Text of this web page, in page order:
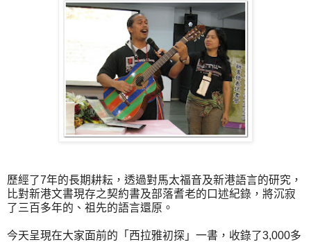
歷經了7年的長期耕耘，透過對馬太福音及新港語言的研究，
比對新港文書現存之契約書及部落耆老的口述紀錄，將沉寂
了三百多年的、祖先的語言還原。
今天呈現在大家面前的「西拉雅初探」一書，收錄了3,000多